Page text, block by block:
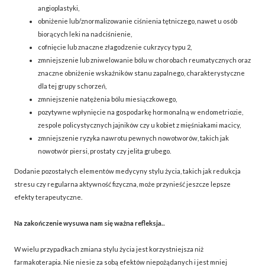
angioplastyki,
obniżenie lub/znormalizowanie ciśnienia tętniczego, nawet u osób
biorących leki na nadciśnienie,
cofnięcie lub znaczne złagodzenie cukrzycy typu 2,
zmniejszenie lub zniwelowanie bólu w chorobach reumatycznych oraz
znaczne obniżenie wskaźników stanu zapalnego, charakterystyczne
dla tej grupy schorzeń,
zmniejszenie natężenia bólu miesiączkowego,
pozytywne wpłynięcie na gospodarkę hormonalną w endometriozie,
zespole policystycznych jajników czy u kobiet z mięśniakami macicy,
zmniejszenie ryzyka nawrotu pewnych nowotworów, takich jak
nowotwór piersi, prostaty czy jelita grubego.
Dodanie pozostałych elementów medycyny stylu życia, takich jak redukcja
stresu czy regularna aktywność fizyczna, może przynieść jeszcze lepsze
efekty terapeutyczne.
Na zakończenie wysuwa nam się ważna refleksja..
W wielu przypadkach zmiana stylu życia jest korzystniejsza niż
farmakoterapia. Nie niesie za sobą efektów niepożądanych i jest mniej